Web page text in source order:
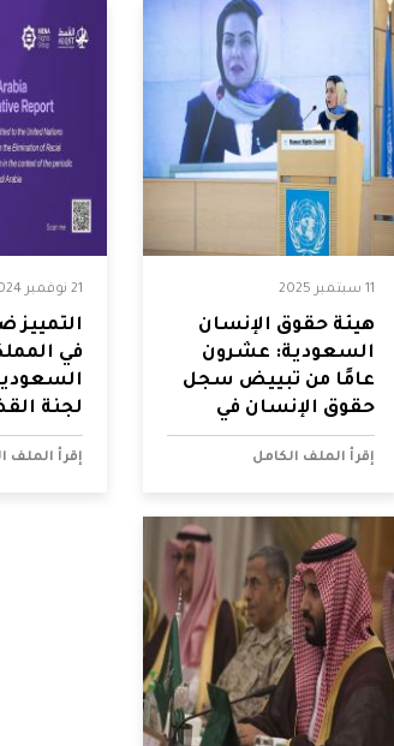
11 سبتمبر 2025
هيئة حقوق الإنسان
السعودية: عشرون
عامًا من تبييض سجل
حقوق الإنسان في
المملكة
إقرأ الملف الكامل
21 نوفمبر 2024
التمييز
في
لجنة
التمييز
التابعة
إقرأ الملف